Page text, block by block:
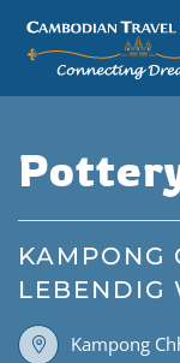
KAMPONG
LEBENDIG
Kampong